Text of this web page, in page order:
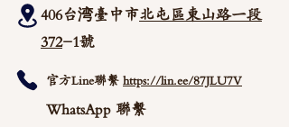
406台湾臺中市北屯區東山路一段
372-1號
官方Line聯繫 https://lin.ee/87JLU7V
WhatsApp 聯繫